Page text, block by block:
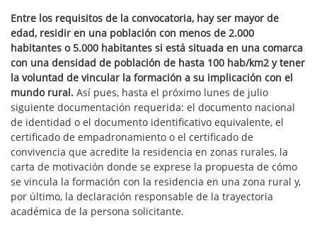
Entre los requisitos de la convocatoria, hay ser mayor de
edad, residir en una población con menos de 2.000
habitantes o 5.000 habitantes si está situada en una comarca
con una densidad de población de hasta 100 hab/km2 y tener
la voluntad de vincular la formación a su implicación con el
mundo rural. Así pues, hasta el próximo lunes de julio
siguiente documentación requerida: el documento nacional
de identidad o el documento identificativo equivalente, el
certificado de empadronamiento o el certificado de
convivencia que acredite la residencia en zonas rurales, la
carta de motivación donde se exprese la propuesta de cómo
se vincula la formación con la residencia en una zona rural y,
por último, la declaración responsable de la trayectoria
académica de la persona solicitante.